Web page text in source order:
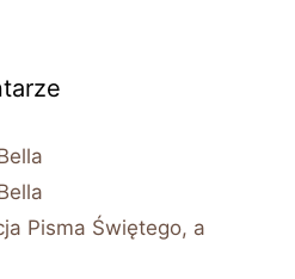
Pisma Świętego, a